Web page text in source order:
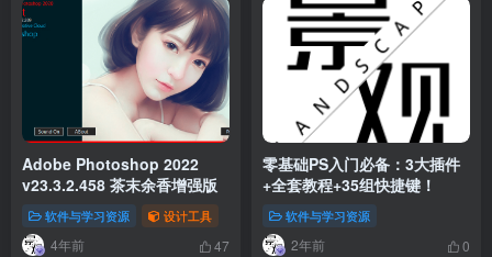
Adobe Photoshop 2022
v23.3.2.458 茶末余香增强版
软件与学习资源 设计工具
4年前 47
零基础PS入门必备：3大插件
+全套教程+35组快捷键！
软件与学习资源
2年前 0